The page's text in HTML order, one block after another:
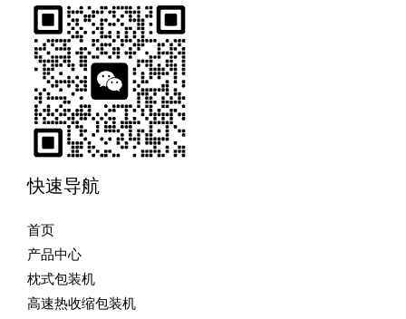
快速导航
首页
产品中心
枕式包装机
高速热收缩包装机